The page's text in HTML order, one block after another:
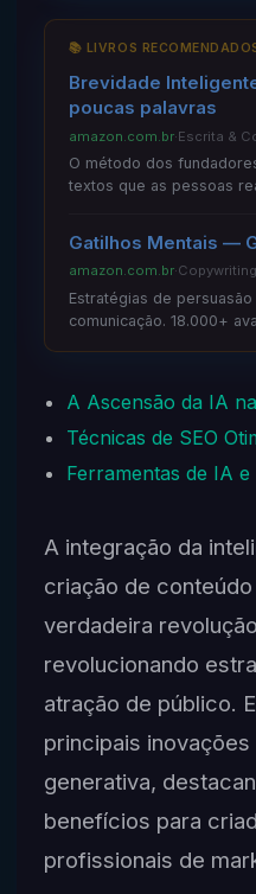
📚 LIVROS
Brevidade
poucas palavras
amazon.com.br·Escrita &
O método dos
textos que as pessoas
Gatilhos Mentais —
amazon.com.br·Copywriting
Estratégias de
comunicação. 18.000+
A Ascensão da IA
Técnicas de SEO
Ferramentas de IA
A integração da
criação de
verdadeira
revolucionando
atração de público.
principais
generativa,
benefícios para
profissionais de